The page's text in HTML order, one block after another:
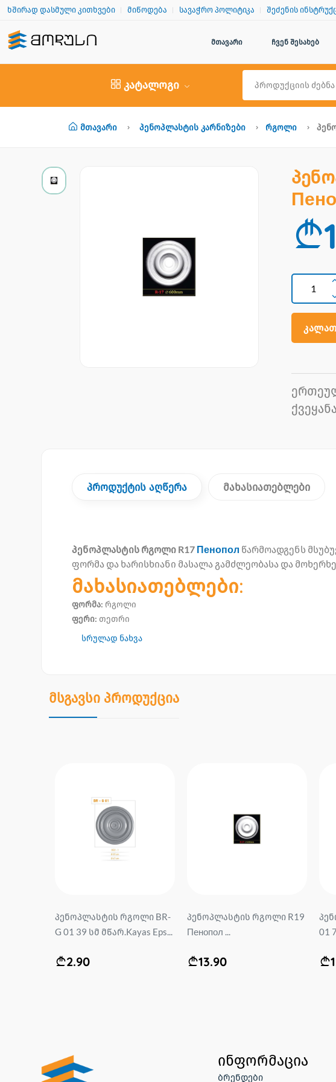
ხშირად დასმული კითხვები მიწოდება სავაჭრო პოლიტიკა შეძენის
მთავარი ჩვენ შესახებ
კატალოგი
Მთავარი Პენოპლასტის Კარნიზები Რგოლი
პროდუქტის აღწერა მახასიათებლები
პენოპლასტის რგოლი R17 Пенопол წარმოადგენს
ფორმა და ხარისხიანი მასალა გამძლეობასა და
მახასიათებლები:
ფორმა: რგოლი
ფერი: თეთრი
სრულად ნახვა
მსგავსი პროდუქცია
პენოპლასტის რგოლი BR-
G 01 39 სმ მწარ.Kayas Eps...
2.90
პენოპლასტის რგოლი R19
Пенопол ...
13.90
01
ინფორმაცია
ბრენდები